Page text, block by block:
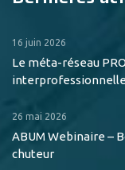
16 juin 2026
Le méta-réseau
26 mai 2026
ABUM Webinaire –
chuteur